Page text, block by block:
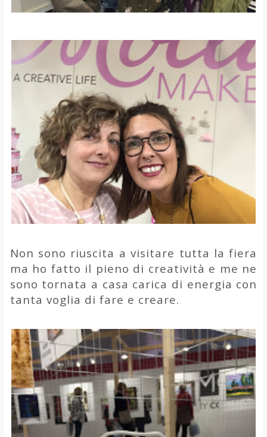
Non sono riuscita a visitare tutta la fiera
ma ho fatto il pieno di creatività e me ne
sono tornata a casa carica di energia con
tanta voglia di fare e creare.